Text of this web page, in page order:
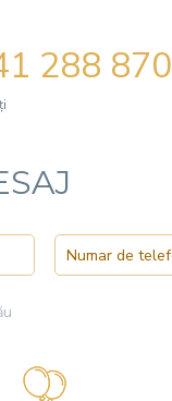
288 870